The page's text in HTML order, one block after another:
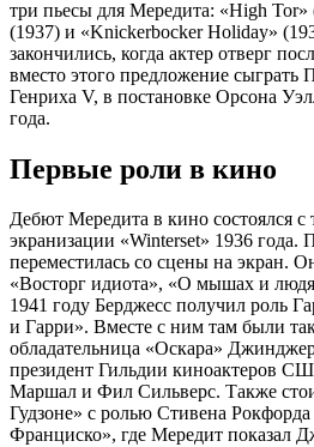
три пьесы для Мередита: «High Tor»
(1937) и «Knickerbocker Holiday»
закончились, когда актер отверг
вместо этого предложение
Генриха V, в постановке Орсона
года.
Первые роли в кино
Дебют Мередита в кино состоялся
экранизации «Winterset» 1936 года.
переместилась со сцены на экран.
«Восторг идиота», «О мышах и
1941 году Берджесс получил роль
и Гарри». Вместе с ним там были
обладательница «Оскара»
президент Гильдии киноактеров
Маршал и Фил Сильверс. Также
Гудзоне» с ролью Стивена
Франциско», где Мередит показал